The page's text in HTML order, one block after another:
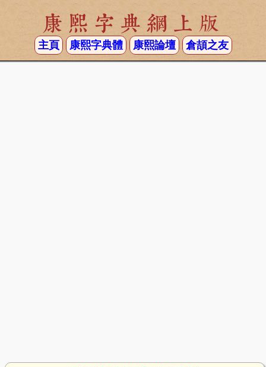
康熙字典網上版
主頁 康熙字典體 康熙論壇 倉頡之友